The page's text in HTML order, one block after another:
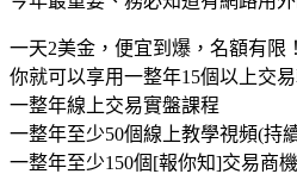
一天2美金，便宜到爆，名額有限！
你就可以享用一整年15個以上交
一整年線上交易實盤課程
一整年至少50個線上教學視頻(持
一整年至少150個[報你知]交易商